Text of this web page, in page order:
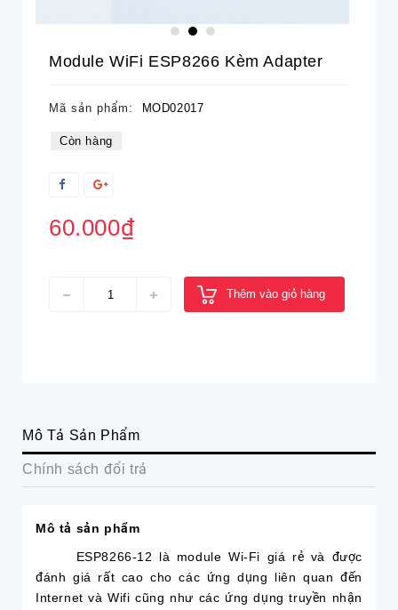
Module WiFi ESP8266 Kèm Adapter
Mã sản phẩm: MOD02017
Còn hàng
60.000₫
Thêm vào giỏ hàng
Mô Tả Sản Phẩm
Chính sách đổi trả
Mô tả sản phẩm
ESP8266-12 là module Wi-Fi giá rẻ và được
đánh giá rất cao cho các ứng dụng liên quan đến
Internet và Wifi cũng như các ứng dụng truyền nhận